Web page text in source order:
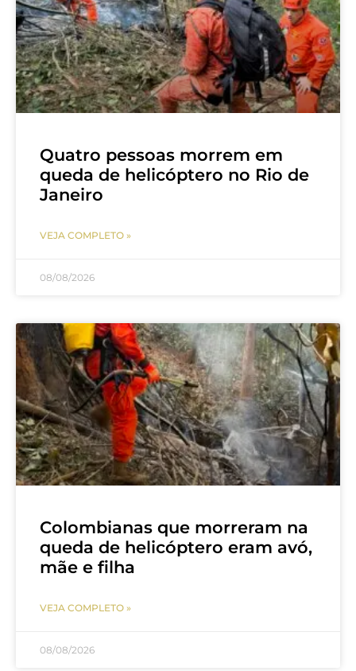
Quatro pessoas morrem em
queda de helicóptero no Rio de
Janeiro
VEJA COMPLETO »
08/08/2026
Colombianas que morreram na
queda de helicóptero eram avó,
mãe e filha
VEJA COMPLETO »
08/08/2026